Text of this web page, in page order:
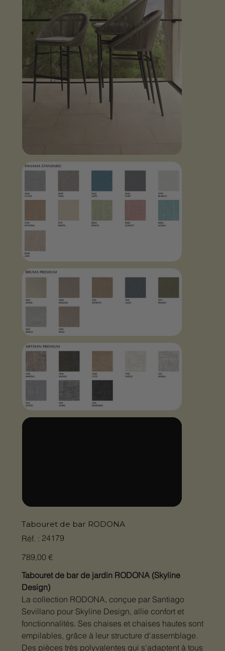
Tabouret de bar RODONA
Réf. : SKU
24179
24179
Prix
789,00 €
Tabouret de bar de jardin RODONA (Skyline
Design)
La collection RODONA, conçue par Santiago
Sevillano pour Skyline Design, allie confort et
fonctionnalités. Ses chaises et chaises hautes sont
empilables, grâce à leur structure d'assemblage.
Des pièces très polyvalentes qui s'adaptent à tous